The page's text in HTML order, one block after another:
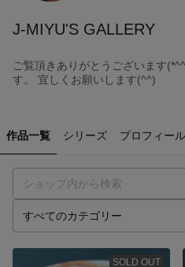
J-MIYU'S GALLERY
ご覧頂きありがとうございます
す。 宜しくお願いします(^^)
作品一覧 シリーズ プロフィール
SOLD OUT